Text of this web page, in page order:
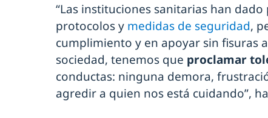
“Las instituciones sanitarias han
protocolos y medidas de seguridad,
cumplimiento y en apoyar sin fisuras
sociedad, tenemos que proclamar
conductas: ninguna demora,
agredir a quien nos está cuidando”,